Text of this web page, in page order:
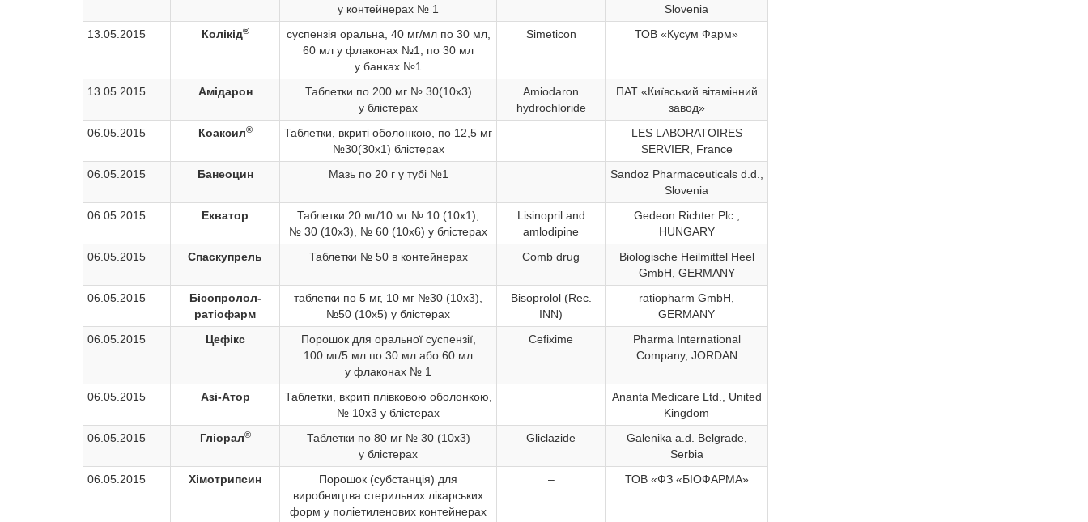
у контейнерах № 1
Slovenia
13.05.2015
Колікід®
суспензія оральна, 40 мг/мл по 30 мл,
60 мл у флаконах №1, по 30 мл
у банках №1
Simeticon ТОВ «Кусум Фарм»
13.05.2015 Амідарон
Таблетки по 200 мг № 30(10х3)
у блістерах
Amiodaron
hydrochloride
ПАТ «Київський вітамінний
завод»
06.05.2015
Коаксил®
Таблетки, вкриті оболонкою, по 12,5 мг
№30(30х1) блістерах
LES LABORATOIRES
SERVIER, France
06.05.2015
Банеоцин Мазь по 20 г у тубі №1
Sandoz Pharmaceuticals d.d.,
Slovenia
06.05.2015
Екватор
Таблетки 20 мг/10 мг № 10 (10х1),
№ 30 (10х3), № 60 (10х6) у блістерах
Lisinopril and
amlodipine
Gedeon Richter Plc.,
HUNGARY
06.05.2015
Спаскупрель Таблетки № 50 в контейнерах Comb drug
Biologische Heilmittel Heel
GmbH, GERMANY
06.05.2015
Бісопролол-
ратіофарм
таблетки по 5 мг, 10 мг №30 (10х3),
№50 (10х5) у блістерах
Bisoprolol (Rec.
INN)
ratiopharm GmbH,
GERMANY
06.05.2015
Цефікс
Порошок для оральної суспензії,
100 мг/5 мл по 30 мл або 60 мл
у флаконах № 1
Cefixime
Pharma International
Company, JORDAN
06.05.2015 Азі-Атор
Таблетки, вкриті плівковою оболонкою,
№ 10х3 у блістерах
Ananta Medicare Ltd., United
Kingdom
06.05.2015
Гліорал®
Таблетки по 80 мг № 30 (10х3)
у блістерах
Gliclazide
Galenika a.d. Belgrade,
Serbia
06.05.2015
Хімотрипсин
Порошок (субстанція) для
виробництва стерильних лікарських
форм у поліетиленових контейнерах
– ТОВ «ФЗ «БІОФАРМА»